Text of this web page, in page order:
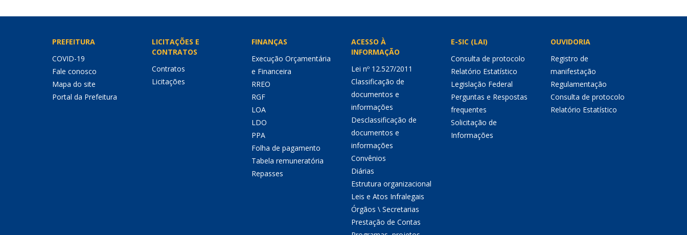
PREFEITURA
COVID-19
Fale conosco
Mapa do site
Portal da Prefeitura
LICITAÇÕES E
CONTRATOS
Contratos
Licitações
FINANÇAS
Execução Orçamentária
e Financeira
RREO
RGF
LOA
LDO
PPA
Folha de pagamento
Tabela remuneratória
Repasses
ACESSO À
INFORMAÇÃO
Lei nº 12.527/2011
Classificação de
documentos e
informações
Desclassificação de
documentos e
informações
Convênios
Diárias
Estrutura organizacional
Leis e Atos Infralegais
Órgãos \ Secretarias
Prestação de Contas
E-SIC (LAI)
Consulta de protocolo
Relatório Estatístico
Legislação Federal
Perguntas e Respostas
frequentes
Solicitação de
Informações
OUVIDORIA
Registro de
manifestação
Regulamentação
Consulta de protocolo
Relatório Estatístico